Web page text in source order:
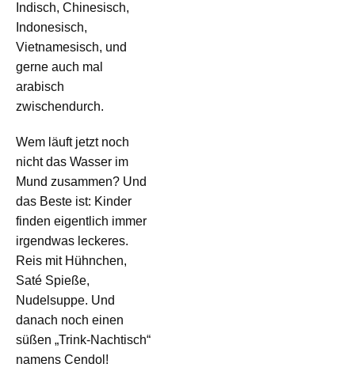
Indisch, Chinesisch,
Indonesisch,
Vietnamesisch, und
gerne auch mal
arabisch
zwischendurch.
Wem läuft jetzt noch
nicht das Wasser im
Mund zusammen? Und
das Beste ist: Kinder
finden eigentlich immer
irgendwas leckeres.
Reis mit Hühnchen,
Saté Spieße,
Nudelsuppe. Und
danach noch einen
süßen „Trink-Nachtisch“
namens Cendol!